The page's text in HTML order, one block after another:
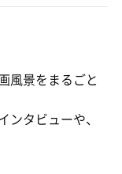
風景をまるごと
タビューや、